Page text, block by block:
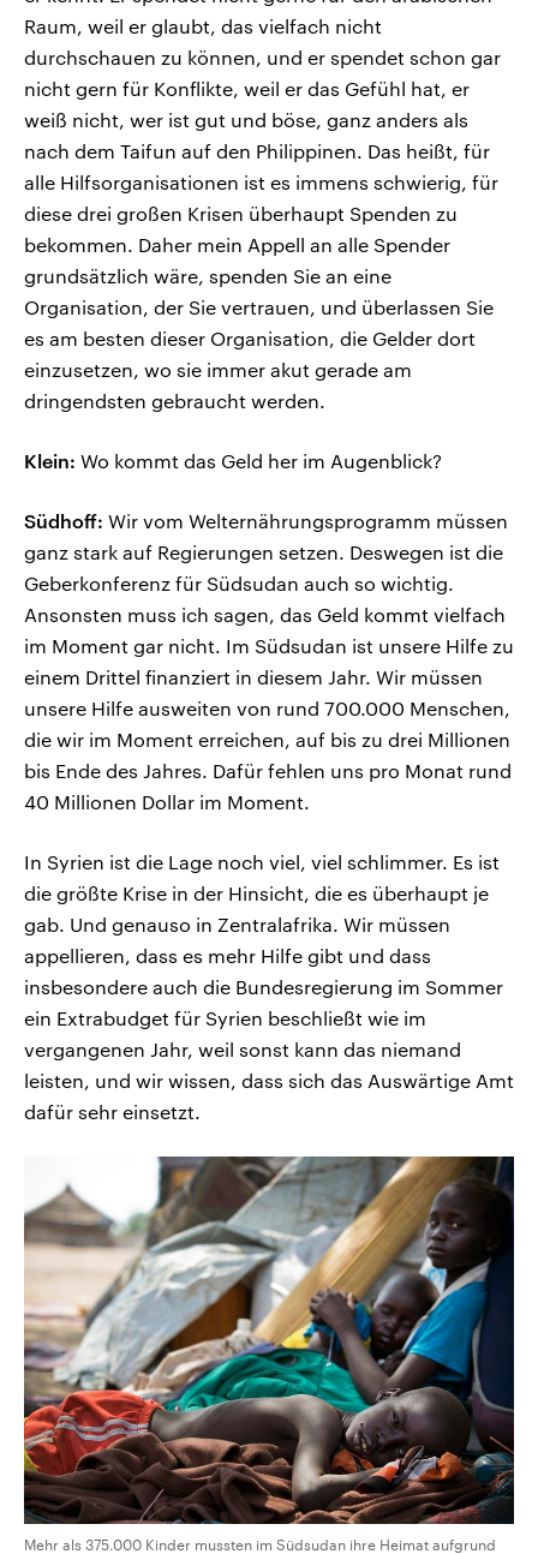
Raum, weil er glaubt, das vielfach nicht
durchschauen zu können, und er spendet schon gar
nicht gern für Konflikte, weil er das Gefühl hat, er
weiß nicht, wer ist gut und böse, ganz anders als
nach dem Taifun auf den Philippinen. Das heißt, für
alle Hilfsorganisationen ist es immens schwierig, für
diese drei großen Krisen überhaupt Spenden zu
bekommen. Daher mein Appell an alle Spender
grundsätzlich wäre, spenden Sie an eine
Organisation, der Sie vertrauen, und überlassen Sie
es am besten dieser Organisation, die Gelder dort
einzusetzen, wo sie immer akut gerade am
dringendsten gebraucht werden.
Klein: Wo kommt das Geld her im Augenblick?
Südhoff: Wir vom Welternährungsprogramm müssen
ganz stark auf Regierungen setzen. Deswegen ist die
Geberkonferenz für Südsudan auch so wichtig.
Ansonsten muss ich sagen, das Geld kommt vielfach
im Moment gar nicht. Im Südsudan ist unsere Hilfe zu
einem Drittel finanziert in diesem Jahr. Wir müssen
unsere Hilfe ausweiten von rund 700.000 Menschen,
die wir im Moment erreichen, auf bis zu drei Millionen
bis Ende des Jahres. Dafür fehlen uns pro Monat rund
40 Millionen Dollar im Moment.
In Syrien ist die Lage noch viel, viel schlimmer. Es ist
die größte Krise in der Hinsicht, die es überhaupt je
gab. Und genauso in Zentralafrika. Wir müssen
appellieren, dass es mehr Hilfe gibt und dass
insbesondere auch die Bundesregierung im Sommer
ein Extrabudget für Syrien beschließt wie im
vergangenen Jahr, weil sonst kann das niemand
leisten, und wir wissen, dass sich das Auswärtige Amt
dafür sehr einsetzt.
Mehr als 375.000 Kinder mussten im Südsudan ihre Heimat aufgrund